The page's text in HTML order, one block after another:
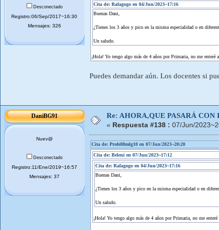
Desconectado
Registro:06/Sep/2017~16:30
Mensajes: 326
Cita de: Rafagogo en 04/Jun/2023~17:16
Buenas Dani,
¿Tienes los 3 años y pico en la misma especialidad o en
Un saludo.
¡Hola! Yo tengo algo más de 4 años por Primaria, no me enteré
Puedes demandar aún. Los docentes si
DaniBG91
Nuev@
Desconectado
Registro:11/Ene/2019~16:57
Mensajes: 37
Re: AHORA,QUE PASARÁ
« Respuesta #138 : 07/Jun/
Cita de: Profe88mlg10 en 07/Jun/2023~20:20
Cita de: Beleni en 07/Jun/2023~17:12
Cita de: Rafagogo en 04/Jun/2023~17:16
Buenas Dani,
¿Tienes los 3 años y pico en la misma especialidad o en
Un saludo.
¡Hola! Yo tengo algo más de 4 años por Primaria, no me